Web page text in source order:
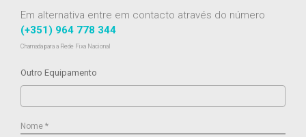
Em alternativa entre em contacto através do número
(+351) 964 778 344
Chamada para a Rede Fixa Nacional
Outro Equipamento
Nome *